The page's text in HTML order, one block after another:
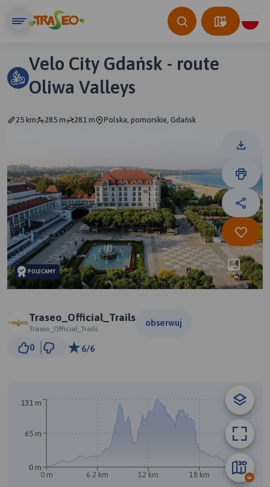
Velo City Gdańsk - route
Oliwa Valleys
25 km 285 m 281 m Polska, pomorskie, Gdańsk
POLECAMY
Traseo_Official_Trails
Traseo_Official_Trails
obserwuj
0 6/6
0 m 6.2 km 12 km 18 km 25 km
0 m
65 m
131 m